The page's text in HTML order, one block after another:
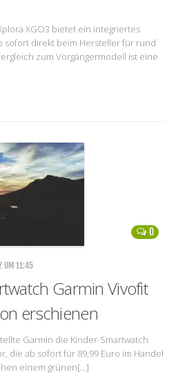
XGO3 bietet ein integriertes
sofort direkt beim Hersteller für rund
zum Vorgängermodell ist eine
0
11:45
Garmin Vivofit
erschienen
Garmin die Kinder-Smartwatch
die ab sofort für 89,99 Euro im Handel
einem grünen[…]